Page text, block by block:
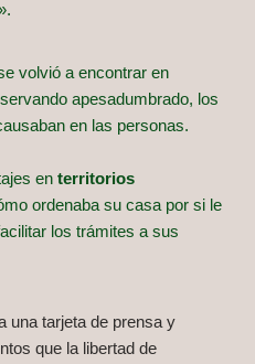
volvió a encontrar en
apesadumbrado, los
en las personas.
enterritorios
ordenaba su casa por si le
los trámites a sus
una tarjeta de prensa y
que la libertad de